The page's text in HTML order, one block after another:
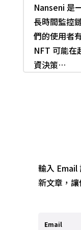
Nanseni 是
長時間監控
們的使用者
NFT 可能在
資決策…
輸入 Email
新文章，讓